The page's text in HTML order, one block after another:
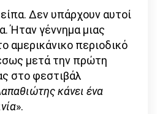
Δεν υπάρχουν αυτοί
Ήταν γέννημα μιας
αμερικάνικο περιοδικό
μετά την πρώτη
στο φεστιβάλ
κάνει ένα
».